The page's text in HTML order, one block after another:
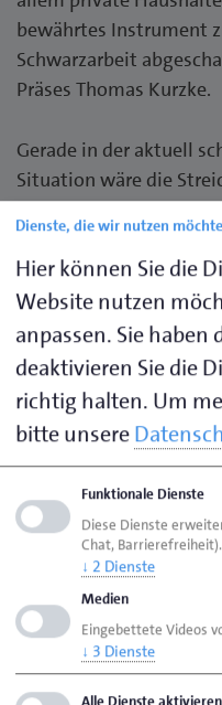
bewährtes Instrument
Schwarzarbeit
Präses Thomas Kurzke.
Gerade in der aktuell
Situation wäre die
Handwerksleistungen
Denn er erleichtert
Aufträge an
Staat damit auch
Doch auch für die
Steuerbonus schwere
„Der Steuerbonus hat
als äußerst effektives
Rechnung, hat sich mit
jetzt komplett
und würde der
Aufwind geben.“
19.06.2026
Dienste, die wir nutzen
Hier können Sie die
Website nutzen
anpassen. Sie haben
deaktivieren Sie die
richtig halten. Um
bitte unsere
Funktionale Dienste
Diese Dienste
Chat, Barrierefreiheit).
↓ 2 Dienste
Medien
Eingebettete Videos
↓ 3 Dienste